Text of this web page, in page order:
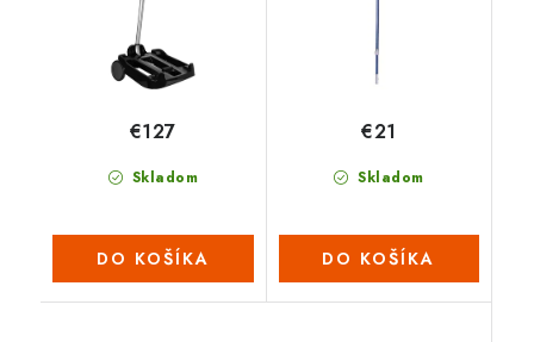
Skladom
€127
DO KOŠÍKA
Skladom
€21
DO KOŠÍKA